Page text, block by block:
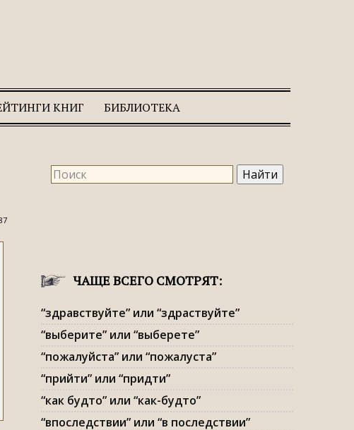
КНИГ БИБЛИОТЕКА
ЧАЩЕ ВСЕГО СМОТРЯТ:
“здравствуйте” или “здраствуйте”
“выберите” или “выберете”
“пожалуйста” или “пожалуста”
“прийти” или “придти”
“как будто” или “как-будто”
“впоследствии” или “в последствии”